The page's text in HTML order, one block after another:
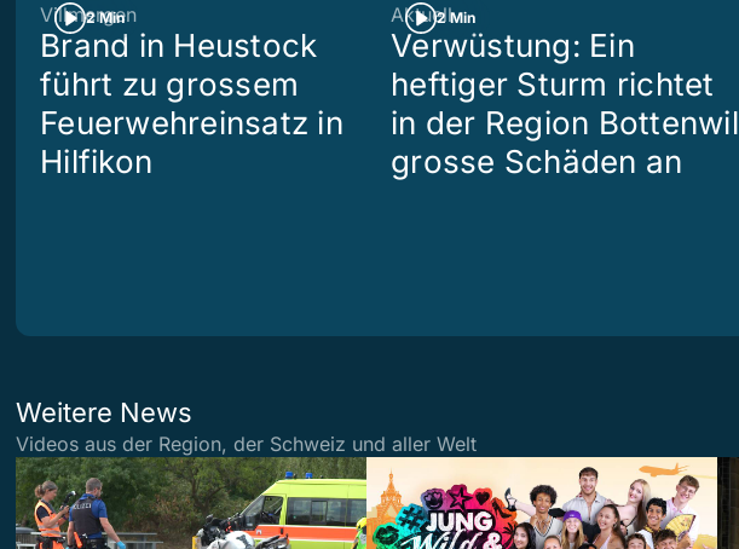
2 Min
Villmergen
Brand in Heustock
führt zu grossem
Feuerwehreinsatz in
Hilfikon
2 Min
Aktuell
Verwüstung: Ein
heftiger Sturm richtet
in der Region Bottenwil
grosse Schäden an
Weitere News
Videos aus der Region, der Schweiz und aller Welt